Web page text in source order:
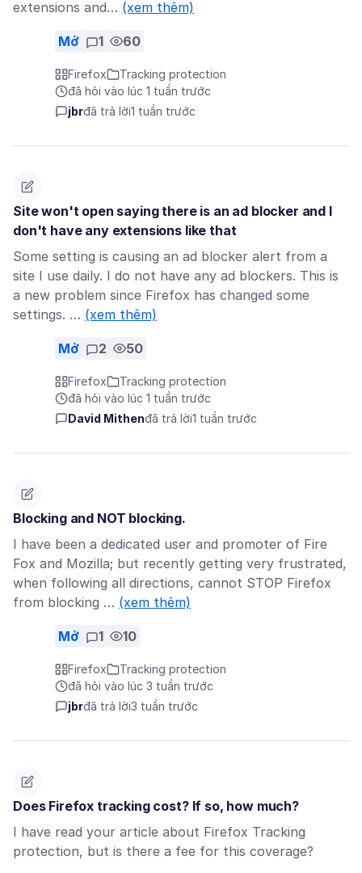
extensions and… (xem thêm)
Mở 1 60
Firefox
Tracking protection
đã hỏi vào lúc 1 tuần trước
jbrđã trả lời1 tuần trước
Site won't open saying there is an ad blocker and I
don't have any extensions like that
Some setting is causing an ad blocker alert from a
site I use daily. I do not have any ad blockers. This is
a new problem since Firefox has changed some
settings. … (xem thêm)
Mở 2 50
Firefox
Tracking protection
đã hỏi vào lúc 1 tuần trước
David Mithenđã trả lời1 tuần trước
Blocking and NOT blocking.
I have been a dedicated user and promoter of Fire
Fox and Mozilla; but recently getting very frustrated,
when following all directions, cannot STOP Firefox
from blocking … (xem thêm)
Mở 1 10
Firefox
Tracking protection
đã hỏi vào lúc 3 tuần trước
jbrđã trả lời3 tuần trước
Does Firefox tracking cost? If so, how much?
I have read your article about Firefox Tracking
protection, but is there a fee for this coverage?